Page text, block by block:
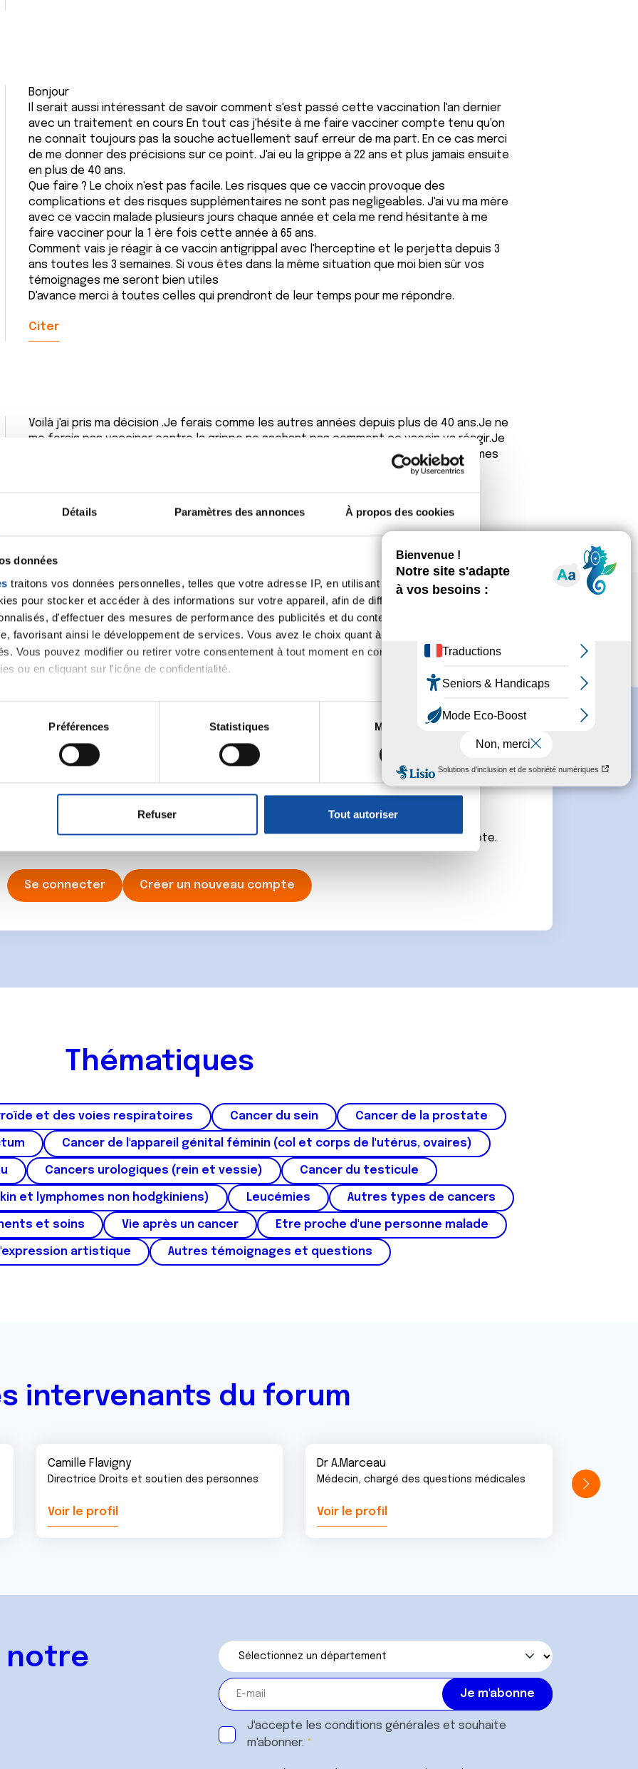
Détails Paramètres des annonces À propos des cookies
données
traitons vos données personnelles, telles que votre adresse IP, en utilisant des
pour stocker et accéder à des informations sur votre appareil, afin de diffuser des
d'effectuer des mesures de performance des publicités et du contenu, ainsi que de
favorisant ainsi le développement de services. Vous avez le choix quant à l'utilisation de
Vous pouvez modifier ou retirer votre consentement à tout moment en consultant la
ou en cliquant sur l'icône de confidentialité.
également :
sur votre localisation géographique qui peuvent être précises à plusieurs mètres près
de vos données personnelles et définir vos préférences, reportez-vous à lasection «
ou retirer votre consentement à tout moment à partir de la déclaration sur les cookies.
ont collectées lors de votre utilisation de leurs services.
Préférences Statistiques Marketing
Refuser Tout autoriser
Bonjour
Il serait aussi intéressant de savoir comment s'est passé cette vaccination l'an dernier
avec un traitement en cours En tout cas j'hésite à me faire vacciner compte tenu qu'on
ne connaît toujours pas la souche actuellement sauf erreur de ma part. En ce cas merci
de me donner des précisions sur ce point. J'ai eu la grippe à 22 ans et plus jamais ensuite
en plus de 40 ans.
Que faire ? Le choix n'est pas facile. Les risques que ce vaccin provoque des
complications et des risques supplémentaires ne sont pas negligeables. J'ai vu ma mère
avec ce vaccin malade plusieurs jours chaque année et cela me rend hésitante à me
faire vacciner pour la 1 ère fois cette année à 65 ans.
Comment vais je réagir à ce vaccin antigrippal avec l'herceptine et le perjetta depuis 3
ans toutes les 3 semaines. Si vous êtes dans la même situation que moi bien sûr vos
témoignages me seront bien utiles
D'avance merci à toutes celles qui prendront de leur temps pour me répondre.
Citer
Voilà j'ai pris ma décision .Je ferais comme les autres années depuis plus de 40 ans.Je ne
me ferais pas vacciner contre la grippe ne sachant pas comment ce vaccin va réagir.Je
prendrai juste plus de précautions cette année en me rendant pour mes cures et mes
un commentaire
une nouvelle discussion vous aurez besoin de vous connecter ou de créer un compte.
Se connecter Créer un nouveau compte
Thématiques
et des voies respiratoires Cancer du sein Cancer de la prostate
Cancer de l'appareil génital féminin (col et corps de l'utérus, ovaires)
Cancers urologiques (rein et vessie) Cancer du testicule
et lymphomes non hodgkiniens) Leucémies Autres types de cancers
et soins Vie après un cancer Etre proche d'une personne malade
artistique Autres témoignages et questions
intervenants du forum
Camille Flavigny
Directrice Droits et soutien des personnes
Voir le profil
Dr A.Marceau
Médecin, chargé des questions médicales
Voir le profil
notre
J'accepte les conditions générales et souhaite
m'abonner.